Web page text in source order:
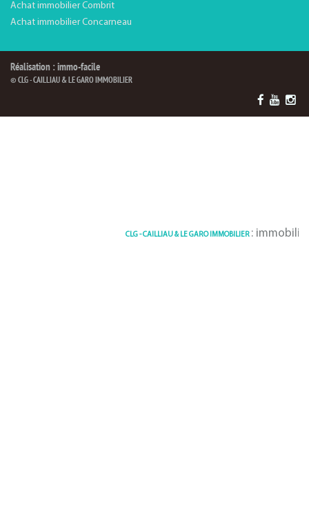
Achat immobilier Combrit
Achat immobilier Concarneau
Réalisation : immo-facile
© CLG - CAILLIAU & LE GARO IMMOBILIER
CLG - CAILLIAU & LE GARO IMMOBILIER: immobilier